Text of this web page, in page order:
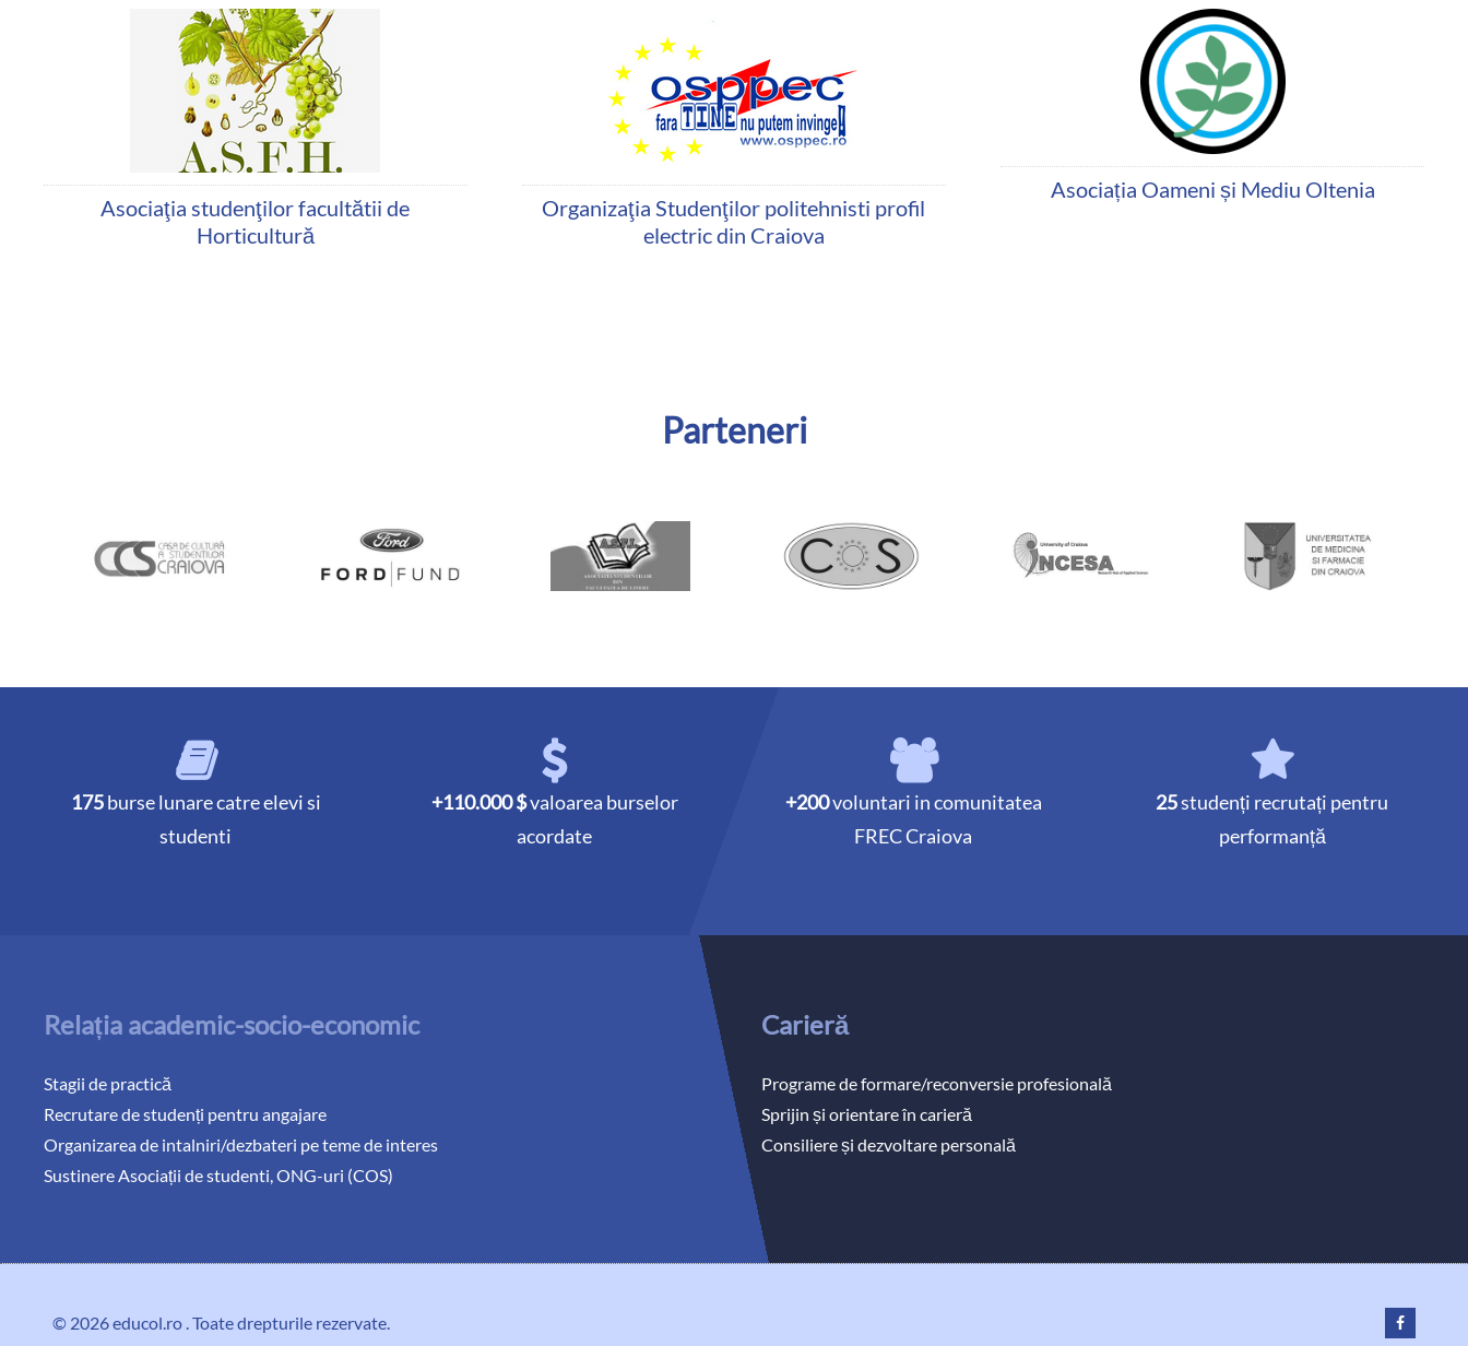
Asociaţia studenţilor facultătii de
Horticultură
Organizaţia Studenţilor politehnisti profil
electric din Craiova
Asociația Oameni și Mediu Oltenia
Parteneri
175burse lunare catre elevi si
studenti
+110.000 $valoarea burselor
acordate
+200voluntari in comunitatea
FREC Craiova
25studenți recrutați pentru
performanță
Relația academic-socio-economic
Stagii de practică
Recrutare de studenți pentru angajare
Organizarea de intalniri/dezbateri pe teme de interes
Sustinere Asociații de studenti, ONG-uri (COS)
Carieră
Programe de formare/reconversie profesională
Sprijin și orientare în carieră
Consiliere și dezvoltare personală
© 2026educol.ro . Toate drepturile rezervate.